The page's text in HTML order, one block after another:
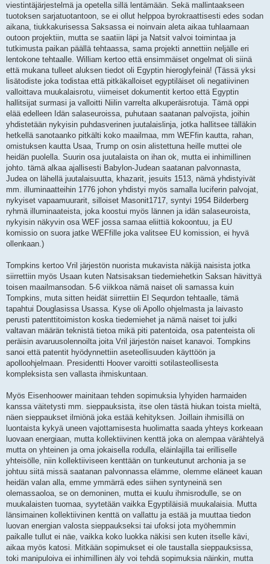
viestintäjärjestelmä ja opetella sillä lentämään. Sekä mallintaakseen
tuotoksen sarjatuotantoon, se ei ollut helppoa byrokraattisesti edes sodan
aikana, tiukkakurisessa Saksassa ei noinvain aleta aikaa tuhlaamaan
outoon projektiin, mutta se saatiin läpi ja Natsit valvoi toimintaa ja
tutkimusta paikan päällä tehtaassa, sama projekti annettiin neljälle eri
lentokone tehtaalle. William kertoo että ensimmäiset ongelmat oli siinä
että mukana tulleet aluksen tiedot oli Egyptin hieroglyfeinä! (Tässä yksi
lisätodiste joka todistaa että pitkäkalloiset egyptiläiset oli negatiivinen
valloittava muukalaisrotu, viimeiset dokumentit kertoo että Egyptin
hallitsijat surmasi ja valloitti Niilin varrelta alkuperäisrotuja. Tämä oppi
elää edelleen Idän salaseuroissa, puhutaan saatanan palvojista, joihin
yhdistetään nykyisin puhdasverinen juutalaislinja, jotka hallitsee tälläkin
hetkellä sanotaanko pitkälti koko maailmaa, mm WEFfin kautta, rahan,
omistuksen kautta Usaa, Trump on osin alistettuna heille muttei ole
heidän puolella. Suurin osa juutalaista on ihan ok, mutta ei inhimillinen
johto. tämä alkaa ajallisesti Babylon-Judean saatanan palvonnasta,
Judea on lähellä juutalaisuutta, khazarit, jesuits 1513, nämä yhdistyivät
mm. illuminaatteihin 1776 johon yhdistyi myös samalla luciferin palvojat,
nykyiset vapaamuurarit, silloiset Masonit1717, syntyi 1954 Bilderberg
ryhmä illuminaateista, joka koostui myös lännen ja idän salaseuroista,
nykyisin näkyvin osa WEF jossa samaa eliittiä kokoontuu, ja EU
komissio on suora jatke WEFfille joka valitsee EU komission, ei hyvä
ollenkaan.)
Tompkins kertoo Vril järjestön nuorista mukavista näkijä naisista jotka
siirrettiin myös Usaan kuten Natsisaksan tiedemiehetkin Saksan hävittyä
toisen maailmansodan. 5-6 viikkoa nämä naiset oli samassa kuin
Tompkins, muta sitten heidät siirrettiin El Sequrdon tehtaalle, tämä
tapahtui Douglasissa Usassa. Kyse oli Apollo ohjelmasta ja laivasto
perusti patenttitoimiston koska tiedemiehet ja nämä naiset toi julki
valtavan määrän teknistä tietoa mikä piti patentoida, osa patenteista oli
peräisin avaruusolennoilta joita Vril järjestön naiset kanavoi. Tompkins
sanoi että patentit hyödynnettiin aseteollisuuden käyttöön ja
apolloohjelmaan. Presidentti Hoover varoitti sotilasteollisesta
kompleksista sen vallasta ihmiskuntaan.
Myös Eisenhoower mainitaan tehden sopimuksia lyhyiden harmaiden
kanssa väitetysti mm. sieppauksista, itse olen tästä hiukan toista mieltä,
näen sieppaukset ilmiönä joka estää kehityksen. Joillain ihmisillä on
luontaista kykyä uneen vajottamisesta huolimatta saada yhteys korkeaan
luovaan energiaan, mutta kollektiivinen kenttä joka on alempaa värähtelyä
mutta on yhteinen ja oma jokaisella rodulla, eläinlajilla tai erilliselle
yhteisölle, niin kollektiiviseen kenttään on tunkeutunut archonia ja se
johtuu siitä missä saatanan palvonnassa elämme, olemme eläneet kauan
heidän valan alla, emme ymmärrä edes siihen syntyneinä sen
olemassaoloa, se on demoninen, mutta ei kuulu ihmisrodulle, se on
muukalaisten tuomaa, syytetään vaikka Egyptiläisiä muukalaisia. Mutta
länsimainen kollektiivinen kenttä on vallattu ja estää ja muuttaa tiedon
luovan energian valosta sieppaukseksi tai ufoksi jota myöhemmin
paikalle tullut ei näe, vaikka koko luokka näkisi sen kuten itselle kävi,
aikaa myös katosi. Mitkään sopimukset ei ole taustalla sieppauksissa,
toki manipuloiva ei inhimillinen äly voi tehdä sopimuksia näinkin, mutta